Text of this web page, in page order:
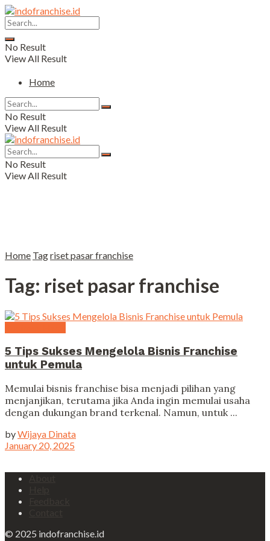
No Result
View All Result
Home
No Result
View All Result
No Result
View All Result
Home Tagriset pasar franchise
Tag: riset pasar franchise
5 Tips Sukses Mengelola Bisnis Franchise
untuk Pemula
Memulai bisnis franchise bisa menjadi pilihan yang
menjanjikan, terutama jika Anda ingin memulai usaha
dengan dukungan brand terkenal. Namun, untuk ...
byWijaya Dinata
January 20, 2025
© 2025 indofranchise.id